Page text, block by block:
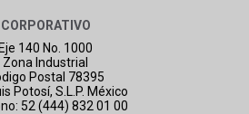
CORPORATIVO
Eje 140 No. 1000
Zona Industrial
Postal 78395
Potosí, S.L.P. México
52 (444) 832 01 00